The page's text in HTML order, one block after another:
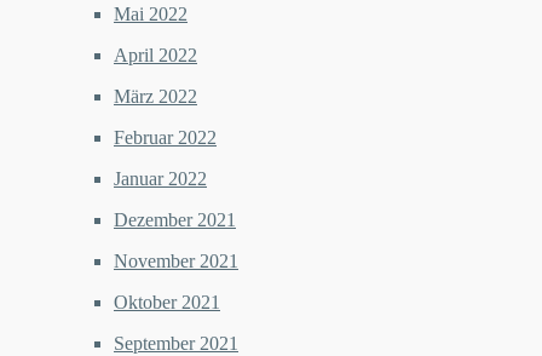
Mai 2022
April 2022
März 2022
Februar 2022
Januar 2022
Dezember 2021
November 2021
Oktober 2021
September 2021